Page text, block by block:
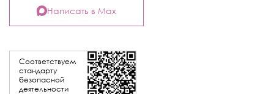
Соответствуем
стандарту
безопасной
деятельности
Написать в Max